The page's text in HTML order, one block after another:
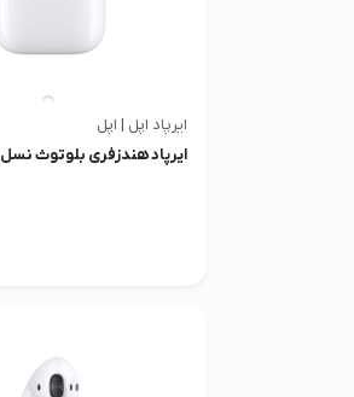
ایرپاد اپل | اپل
ایرپاد هندزفری بلوتوث نسل 1 اپل